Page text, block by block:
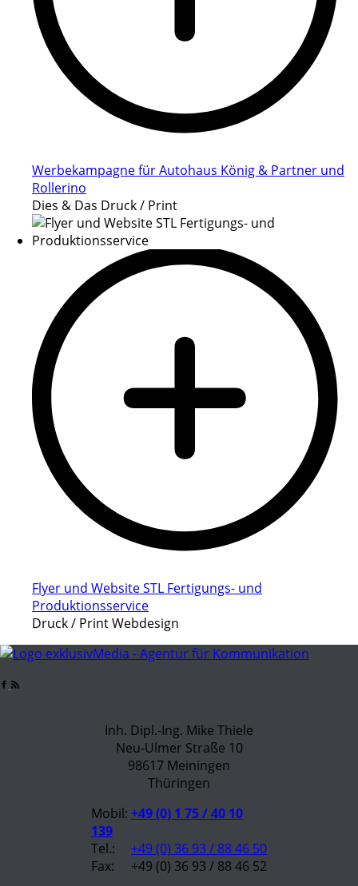
Werbekampagne für Autohaus König & Partner und
Rollerino
Dies & Das Druck / Print
Flyer und Website STL Fertigungs- und
Produktionsservice
Druck / Print Webdesign
Inh. Dipl.-Ing. Mike Thiele
Neu-Ulmer Straße 10
98617 Meiningen
Thüringen
Mobil: +49 (0) 1 75 / 40 10
139
Tel.:
+49 (0) 36 93 / 88 46 50
Fax:
+49 (0) 36 93 / 88 46 52